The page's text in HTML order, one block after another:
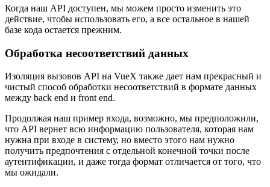
Когда наш API доступен, мы можем просто изменить это
действие, чтобы использовать его, а все остальное в нашей
базе кода остается прежним.
Обработка несоответствий данных
Изоляция вызовов API на VueX также дает нам прекрасный и
чистый способ обработки несоответствий в формате данных
между back end и front end.
Продолжая наш пример входа, возможно, мы предположили,
что API вернет всю информацию пользователя, которая нам
нужна при входе в систему, но вместо этого нам нужно
получить предпочтения с отдельной конечной точки после
аутентификации, и даже тогда формат отличается от того, что
мы ожидали.